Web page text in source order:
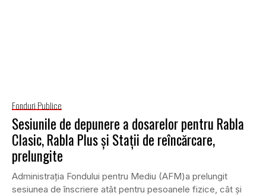
Fonduri Publice
Sesiunile de depunere a dosarelor pentru Rabla
Clasic, Rabla Plus și Staţii de reîncărcare,
prelungite
Administraţia Fondului pentru Mediu (AFM)a prelungit
sesiunea de înscriere atât pentru pesoanele fizice, cât și